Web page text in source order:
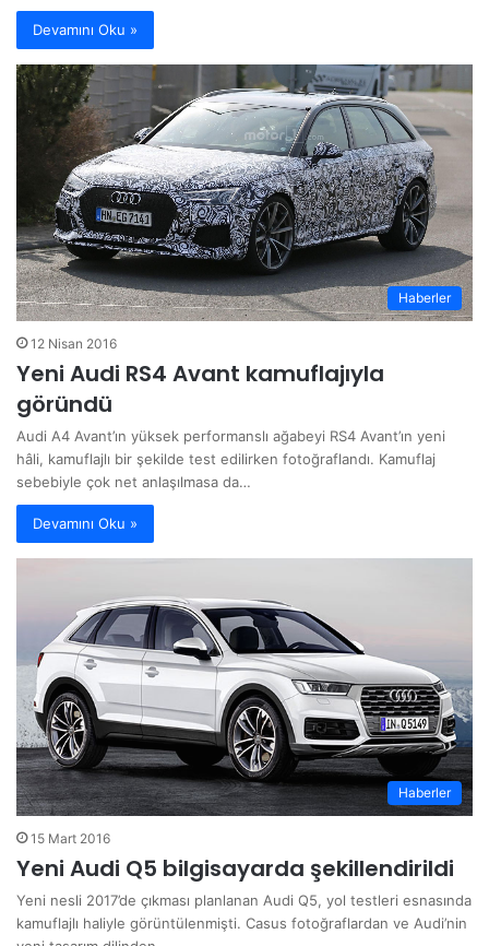
Devamını Oku »
Haberler
12 Nisan 2016
Yeni Audi RS4 Avant kamuflajıyla
göründü
Audi A4 Avant’ın yüksek performanslı ağabeyi RS4 Avant’ın yeni
hâli, kamuflajlı bir şekilde test edilirken fotoğraflandı. Kamuflaj
sebebiyle çok net anlaşılmasa da…
Devamını Oku »
Haberler
15 Mart 2016
Yeni Audi Q5 bilgisayarda şekillendirildi
Yeni nesli 2017’de çıkması planlanan Audi Q5, yol testleri esnasında
kamuflajlı haliyle görüntülenmişti. Casus fotoğraflardan ve Audi’nin